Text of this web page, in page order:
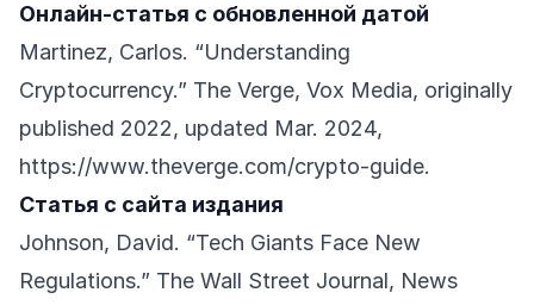
Онлайн-статья с обновленной датой
Martinez, Carlos. “Understanding
Cryptocurrency.” The Verge, Vox Media, originally
published 2022, updated Mar. 2024,
https://www.theverge.com/crypto-guide.
Статья с сайта издания
Johnson, David. “Tech Giants Face New
Regulations.” The Wall Street Journal, News